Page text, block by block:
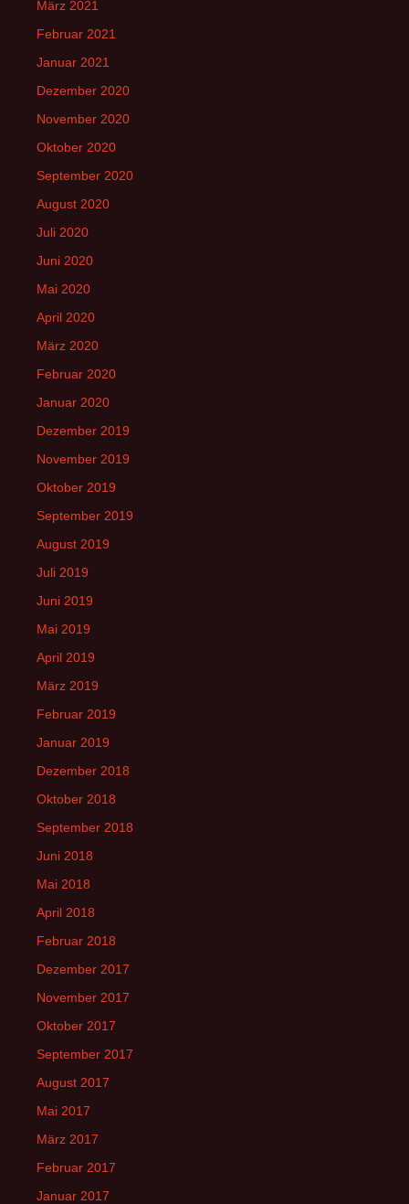
März 2021
Februar 2021
Januar 2021
Dezember 2020
November 2020
Oktober 2020
September 2020
August 2020
Juli 2020
Juni 2020
Mai 2020
April 2020
März 2020
Februar 2020
Januar 2020
Dezember 2019
November 2019
Oktober 2019
September 2019
August 2019
Juli 2019
Juni 2019
Mai 2019
April 2019
März 2019
Februar 2019
Januar 2019
Dezember 2018
Oktober 2018
September 2018
Juni 2018
Mai 2018
April 2018
Februar 2018
Dezember 2017
November 2017
Oktober 2017
September 2017
August 2017
Mai 2017
März 2017
Februar 2017
Januar 2017